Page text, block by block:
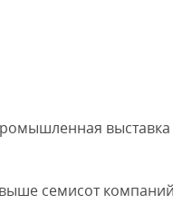
выставка
семисот компаний